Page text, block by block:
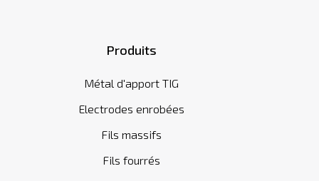
Produits
Métal d'apport TIG
Electrodes enrobées
Fils massifs
Fils fourrés